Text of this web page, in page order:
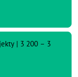
| 3 200 – 3